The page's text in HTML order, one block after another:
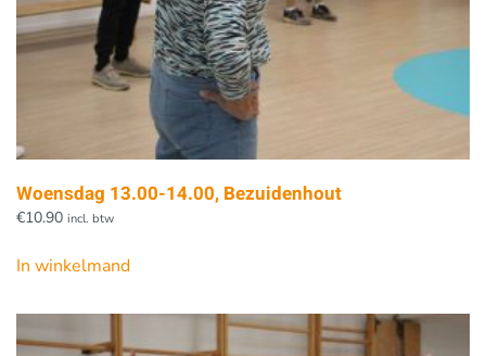
Woensdag 13.00-14.00, Bezuidenhout
€10.90 incl. btw
In winkelmand